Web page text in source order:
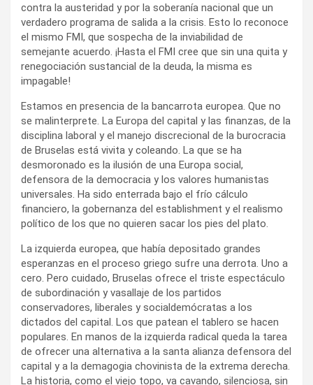
contra la austeridad y por la soberanía nacional que un
verdadero programa de salida a la crisis. Esto lo reconoce
el mismo FMI, que sospecha de la inviabilidad de
semejante acuerdo. ¡Hasta el FMI cree que sin una quita y
renegociación sustancial de la deuda, la misma es
impagable!
Estamos en presencia de la bancarrota europea. Que no
se malinterprete. La Europa del capital y las finanzas, de la
disciplina laboral y el manejo discrecional de la burocracia
de Bruselas está vivita y coleando. La que se ha
desmoronado es la ilusión de una Europa social,
defensora de la democracia y los valores humanistas
universales. Ha sido enterrada bajo el frío cálculo
financiero, la gobernanza del establishment y el realismo
político de los que no quieren sacar los pies del plato.
La izquierda europea, que había depositado grandes
esperanzas en el proceso griego sufre una derrota. Uno a
cero. Pero cuidado, Bruselas ofrece el triste espectáculo
de subordinación y vasallaje de los partidos
conservadores, liberales y socialdemócratas a los
dictados del capital. Los que patean el tablero se hacen
populares. En manos de la izquierda radical queda la tarea
de ofrecer una alternativa a la santa alianza defensora del
capital y a la demagogia chovinista de la extrema derecha.
La historia, como el viejo topo, va cavando, silenciosa, sin